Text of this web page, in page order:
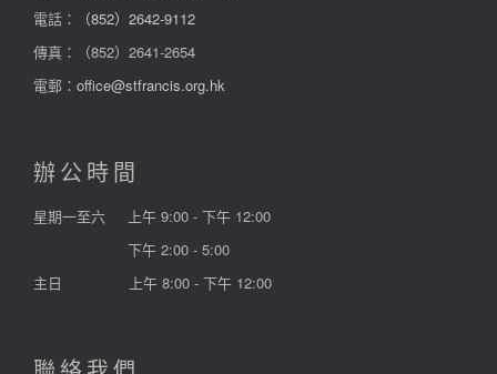
電話：
（852）2642-9112
傳真：（852）2641-2654
電郵： office@stfrancis.org.hk
辦公時間
星期一至六
上午 9:00 - 下午 12:00
下午 2:00 - 5:00
主日
上午 8:00 - 下午 12:00